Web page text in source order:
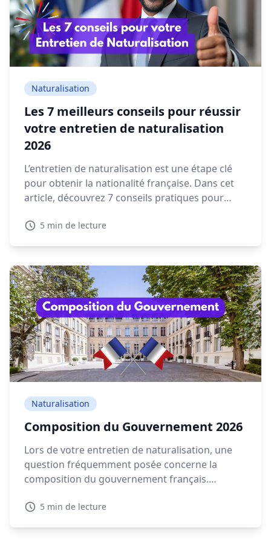
Naturalisation
Les 7 meilleurs conseils pour réussir
votre entretien de naturalisation
2026
L’entretien de naturalisation est une étape clé
pour obtenir la nationalité française. Dans cet
article, découvrez 7 conseils pratiques pour
répondre sereinement aux questions qui vous
5 min de lecture
Naturalisation
Composition du Gouvernement 2026
Lors de votre entretien de naturalisation, une
question fréquemment posée concerne la
composition du gouvernement français.
gouvernement actuelle en 2026 est essentiel
5 min de lecture